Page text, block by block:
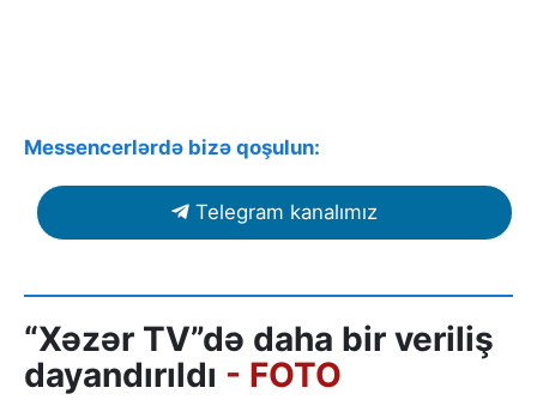
Messencerlərdə bizə qoşulun:
Telegram kanalımız
“Xəzər TV”də daha bir veriliş
dayandırıldı - FOTO